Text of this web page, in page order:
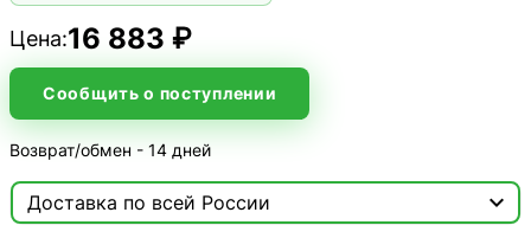
Цена:16 883 ₽
Сообщить о поступлении
Возврат/обмен - 14 дней
Доставка по всей России 